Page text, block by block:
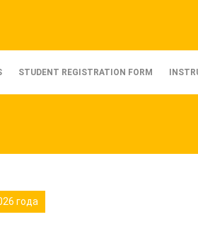
STUDENT REGISTRATION FORM
года